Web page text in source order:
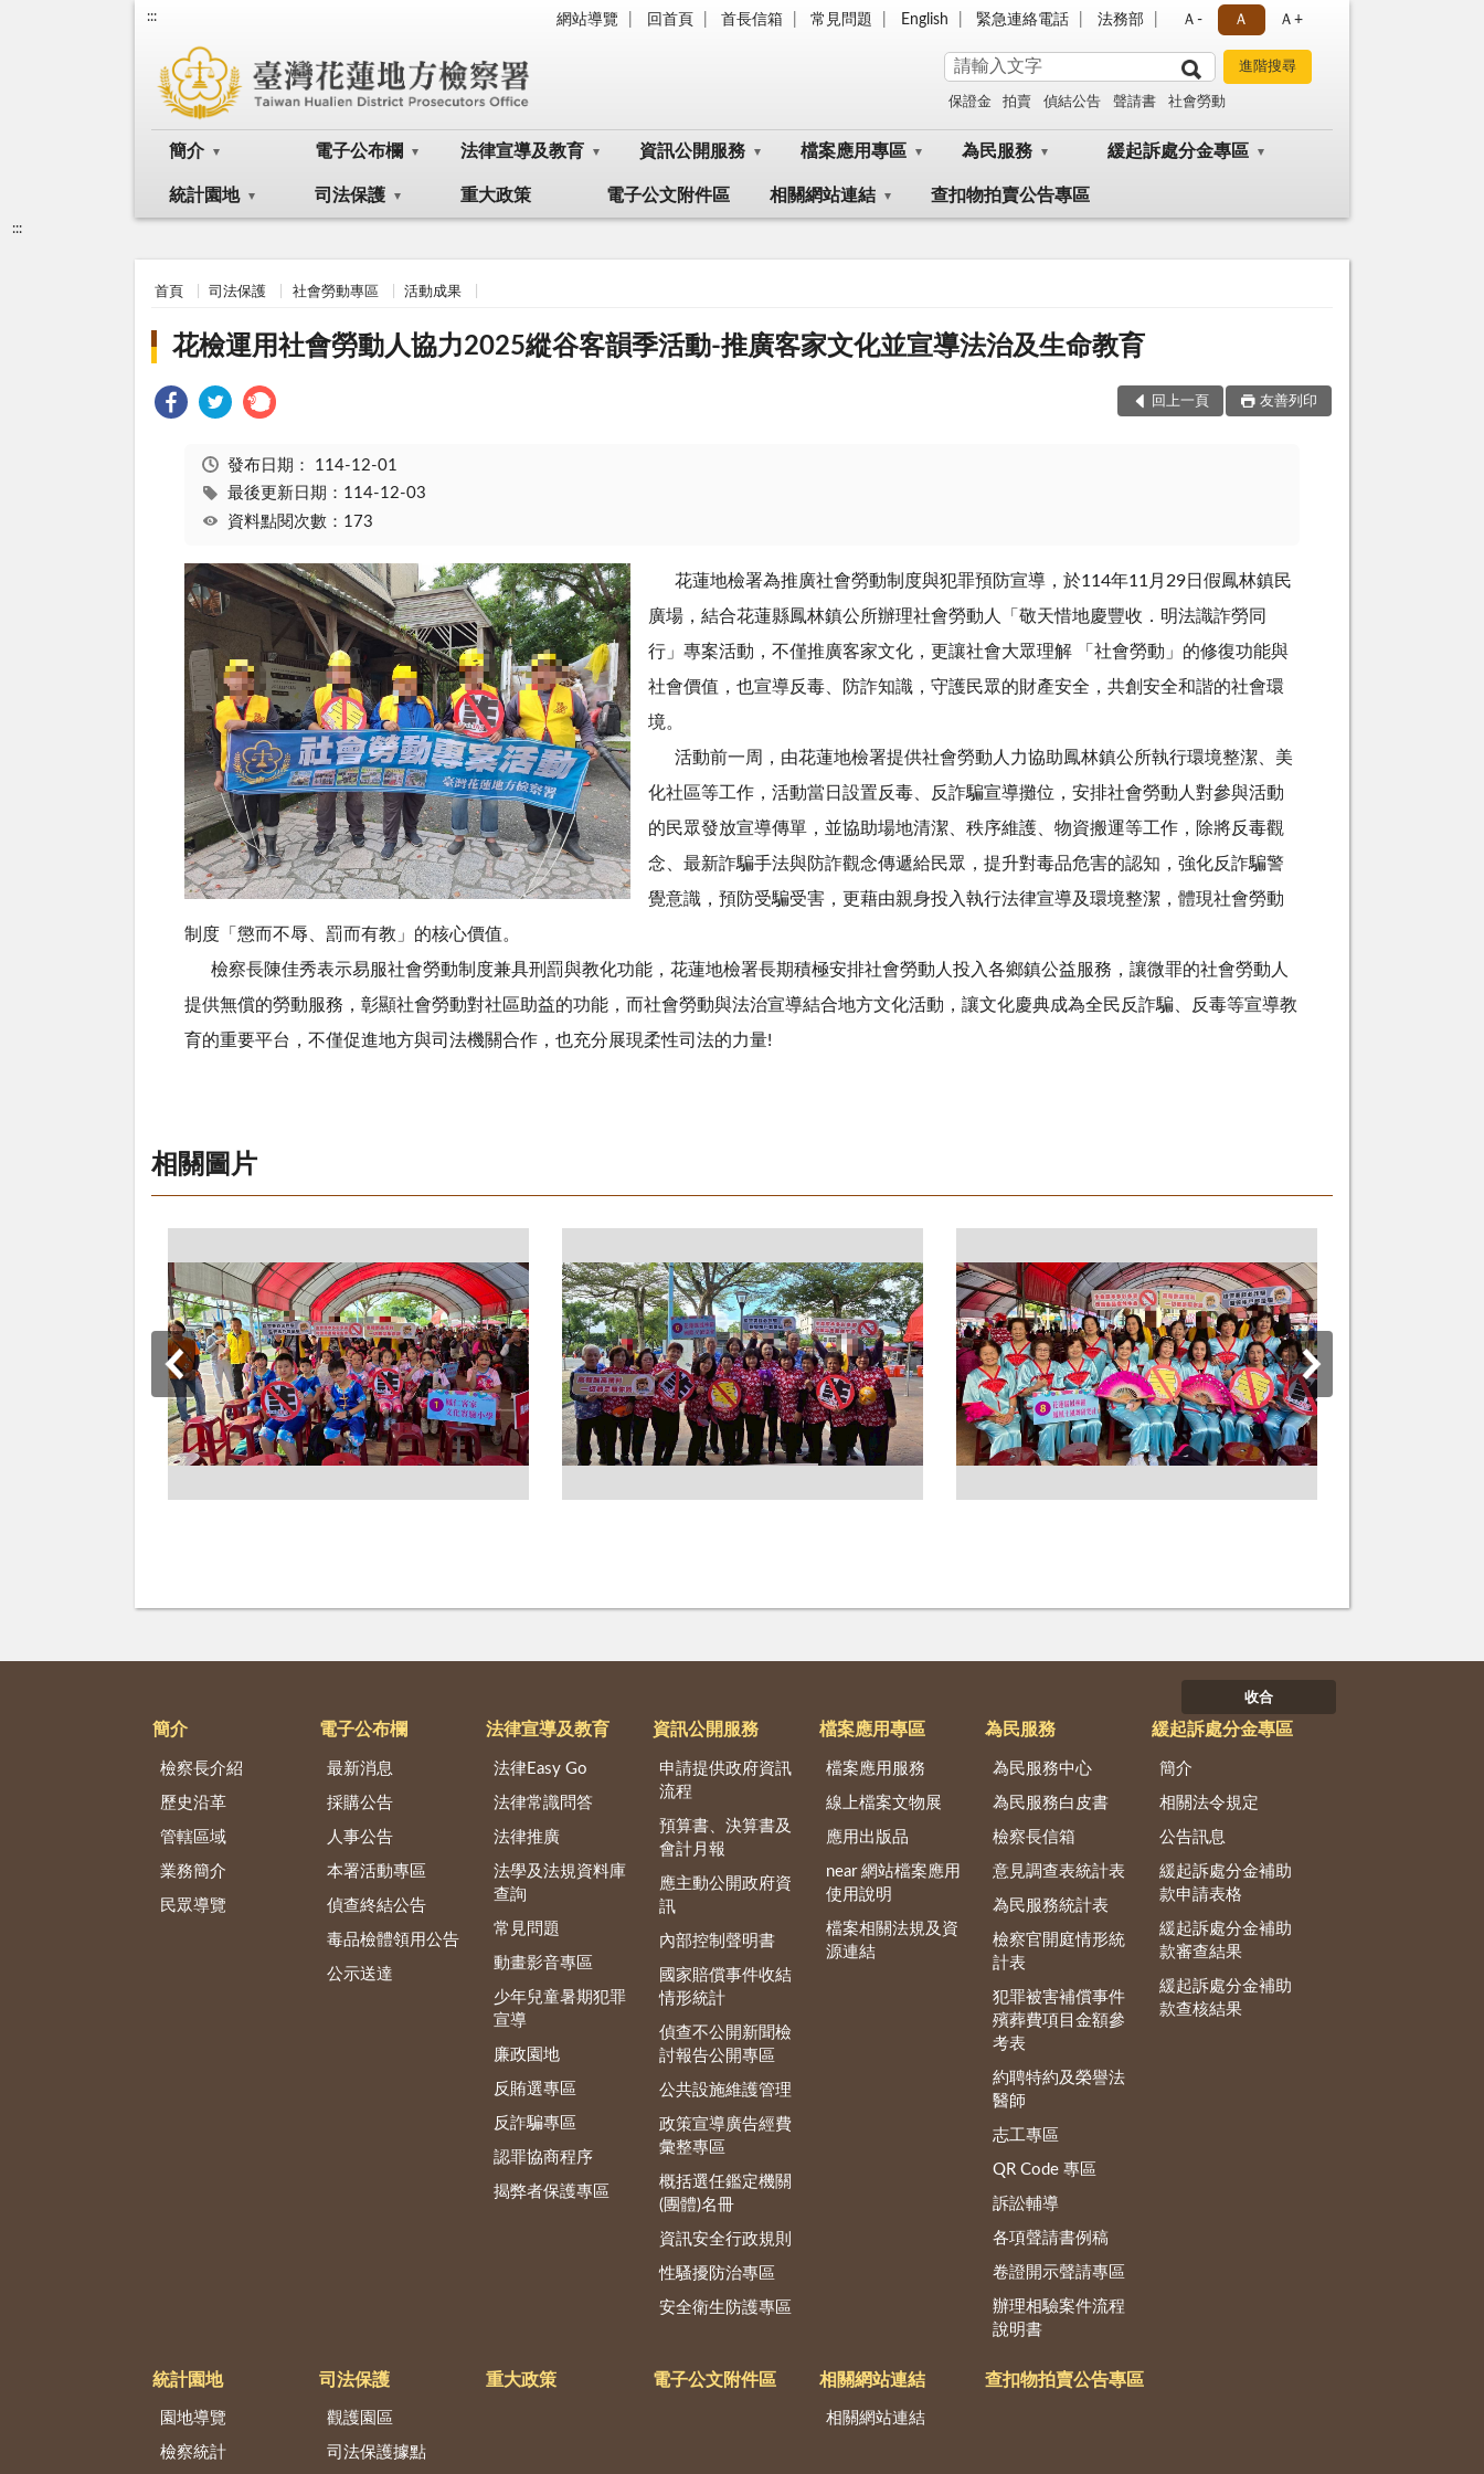
::: 網站導覽 回首頁 首長信箱 常見問題 English 緊急連絡電話 法務部 Ａ- Ａ Ａ+
保證金 拍賣 偵結公告 聲請書 社會勞動
簡介 電子公布欄 法律宣導及教育 資訊公開服務 檔案應用專區 為民服務 緩起訴處分金專區
統計園地 司法保護 重大政策 電子公文附件區 相關網站連結 查扣物拍賣公告專區
:::
首頁 司法保護 社會勞動專區 活動成果
花檢運用社會勞動人協力2025縱谷客韻季活動-推廣客家文化並宣導法治及生命教育
回上一頁 友善列印
發布日期： 114-12-01
最後更新日期：114-12-03
資料點閱次數：173
花蓮地檢署為推廣社會勞動制度與犯罪預防宣導，於114年11月29日假鳳林鎮民
廣場，結合花蓮縣鳳林鎮公所辦理社會勞動人「敬天惜地慶豐收．明法識詐勞同
行」專案活動，不僅推廣客家文化，更讓社會大眾理解 「社會勞動」的修復功能與
社會價值，也宣導反毒、防詐知識，守護民眾的財產安全，共創安全和諧的社會環
境。
活動前一周，由花蓮地檢署提供社會勞動人力協助鳳林鎮公所執行環境整潔、美
化社區等工作，活動當日設置反毒、反詐騙宣導攤位，安排社會勞動人對參與活動
的民眾發放宣導傳單，並協助場地清潔、秩序維護、物資搬運等工作，除將反毒觀
念、最新詐騙手法與防詐觀念傳遞給民眾，提升對毒品危害的認知，強化反詐騙警
覺意識，預防受騙受害，更藉由親身投入執行法律宣導及環境整潔，體現社會勞動
制度「懲而不辱、罰而有教」的核心價值。
檢察長陳佳秀表示易服社會勞動制度兼具刑罰與教化功能，花蓮地檢署長期積極安排社會勞動人投入各鄉鎮公益服務，讓微罪的社會勞動人
提供無償的勞動服務，彰顯社會勞動對社區助益的功能，而社會勞動與法治宣導結合地方文化活動，讓文化慶典成為全民反詐騙、反毒等宣導教
育的重要平台，不僅促進地方與司法機關合作，也充分展現柔性司法的力量!
相關圖片
收合
簡介
檢察長介紹
歷史沿革
管轄區域
業務簡介
民眾導覽
電子公布欄
最新消息
採購公告
人事公告
本署活動專區
偵查終結公告
毒品檢體領用公告
公示送達
法律宣導及教育
法律Easy Go
法律常識問答
法律推廣
法學及法規資料庫
查詢
常見問題
動畫影音專區
少年兒童暑期犯罪
宣導
廉政園地
反賄選專區
反詐騙專區
認罪協商程序
揭弊者保護專區
資訊公開服務
申請提供政府資訊
流程
預算書、決算書及
會計月報
應主動公開政府資
訊
內部控制聲明書
國家賠償事件收結
情形統計
偵查不公開新聞檢
討報告公開專區
公共設施維護管理
政策宣導廣告經費
彙整專區
概括選任鑑定機關
(團體)名冊
資訊安全行政規則
性騷擾防治專區
安全衛生防護專區
檔案應用專區
檔案應用服務
線上檔案文物展
應用出版品
near 網站檔案應用
使用說明
檔案相關法規及資
源連結
為民服務
為民服務中心
為民服務白皮書
檢察長信箱
意見調查表統計表
為民服務統計表
檢察官開庭情形統
計表
犯罪被害補償事件
殯葬費項目金額參
考表
約聘特約及榮譽法
醫師
志工專區
QR Code 專區
訴訟輔導
各項聲請書例稿
卷證開示聲請專區
辦理相驗案件流程
說明書
緩起訴處分金專區
簡介
相關法令規定
公告訊息
緩起訴處分金補助
款申請表格
緩起訴處分金補助
款審查結果
緩起訴處分金補助
款查核結果
統計園地
園地導覽
檢察統計
司法保護
觀護園區
司法保護據點
重大政策 電子公文附件區 相關網站連結
相關網站連結
查扣物拍賣公告專區